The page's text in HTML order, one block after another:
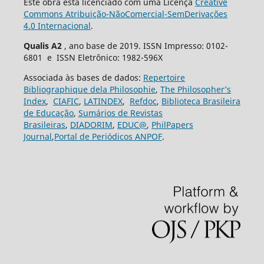
Commons Atribuição-NãoComercial-SemDerivações
4.0 Internacional.
Qualis A2 , ano base de 2019. ISSN Impresso: 0102-
6801 e ISSN Eletrônico: 1982-596X
Associada às bases de dados: Repertoire
Bibliographique dela Philosophie, The Philosopher’s
Index, CIAFIC, LATINDEX, Refdoc, Biblioteca Brasileira
de Educação, Sumários de Revistas
Brasileiras, DIADORIM, EDUC@, PhilPapers
Journal,Portal de Periódicos ANPOF.